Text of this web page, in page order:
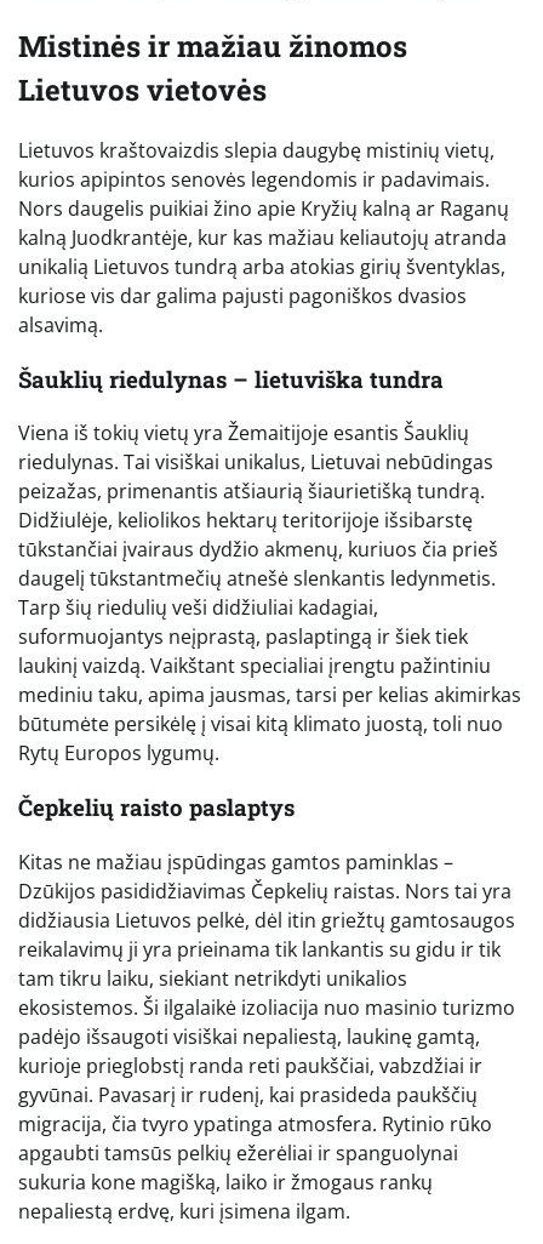
Mistinės ir mažiau žinomos
Lietuvos vietovės
Lietuvos kraštovaizdis slepia daugybę mistinių vietų,
kurios apipintos senovės legendomis ir padavimais.
Nors daugelis puikiai žino apie Kryžių kalną ar Raganų
kalną Juodkrantėje, kur kas mažiau keliautojų atranda
unikalią Lietuvos tundrą arba atokias girių šventyklas,
kuriose vis dar galima pajusti pagoniškos dvasios
alsavimą.
Šauklių riedulynas – lietuviška tundra
Viena iš tokių vietų yra Žemaitijoje esantis Šauklių
riedulynas. Tai visiškai unikalus, Lietuvai nebūdingas
peizažas, primenantis atšiaurią šiaurietišką tundrą.
Didžiulėje, keliolikos hektarų teritorijoje išsibarstę
tūkstančiai įvairaus dydžio akmenų, kuriuos čia prieš
daugelį tūkstantmečių atnešė slenkantis ledynmetis.
Tarp šių riedulių veši didžiuliai kadagiai,
suformuojantys neįprastą, paslaptingą ir šiek tiek
laukinį vaizdą. Vaikštant specialiai įrengtu pažintiniu
mediniu taku, apima jausmas, tarsi per kelias akimirkas
būtumėte persikėlę į visai kitą klimato juostą, toli nuo
Rytų Europos lygumų.
Čepkelių raisto paslaptys
Kitas ne mažiau įspūdingas gamtos paminklas –
Dzūkijos pasididžiavimas Čepkelių raistas. Nors tai yra
didžiausia Lietuvos pelkė, dėl itin griežtų gamtosaugos
reikalavimų ji yra prieinama tik lankantis su gidu ir tik
tam tikru laiku, siekiant netrikdyti unikalios
ekosistemos. Ši ilgalaikė izoliacija nuo masinio turizmo
padėjo išsaugoti visiškai nepaliestą, laukinę gamtą,
kurioje prieglobstį randa reti paukščiai, vabzdžiai ir
gyvūnai. Pavasarį ir rudenį, kai prasideda paukščių
migracija, čia tvyro ypatinga atmosfera. Rytinio rūko
apgaubti tamsūs pelkių ežerėliai ir spanguolynai
sukuria kone magišką, laiko ir žmogaus rankų
nepaliestą erdvę, kuri įsimena ilgam.